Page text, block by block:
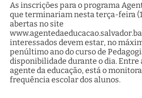
As inscrições para o programa
que terminariam nesta terça-feira
abertas no site
interessados devem estar, no
penúltimo ano do curso de
disponibilidade durante o dia. Entre
agente da educação, está o
frequência escolar dos alunos.